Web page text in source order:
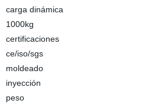
carga dinámica
1000kg
certificaciones
ce/iso/sgs
moldeado
inyección
peso